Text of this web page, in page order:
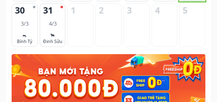
30
3/3
🐀
Bính Tý
31
4/3
🐂
Đinh Sửu
1 2 3 4 5